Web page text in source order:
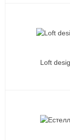
Loft